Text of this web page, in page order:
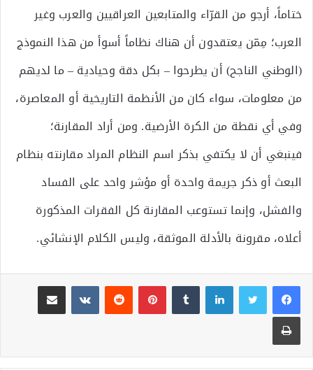
ختاماً، أرجو من القرّاء والمتابعين العراقيين والعرب وغير
العرب؛ مِمّن يعتقدون أن هناك نظاماً أسوأ من هذا النموذج
(الوطني الناجح) أن يطرحوا – بكل دقة وحيادية – ما لديهم
من معلومات، سواء كان من الأنظمة التاريخية أو المعاصرة،
وفي أي نقطة من الكرة الأرضية. ومن أراد المقارنة؛
فينبغي أن لا يكتفي بذكر اسم النظام المراد مقارنته بنظام
البعث أو ذكر جريمة واحدة أو مؤشر واحد على الفساد
والفشل، وإنما تستوعب المقارنة كل الفقرات المذكورة
أعلاه، مقرونة بالأدلة الموثقة، وليس الكلام الإنشائي.
لينكدإن بينتيريست
مشاركة عبر البريد
طباعة